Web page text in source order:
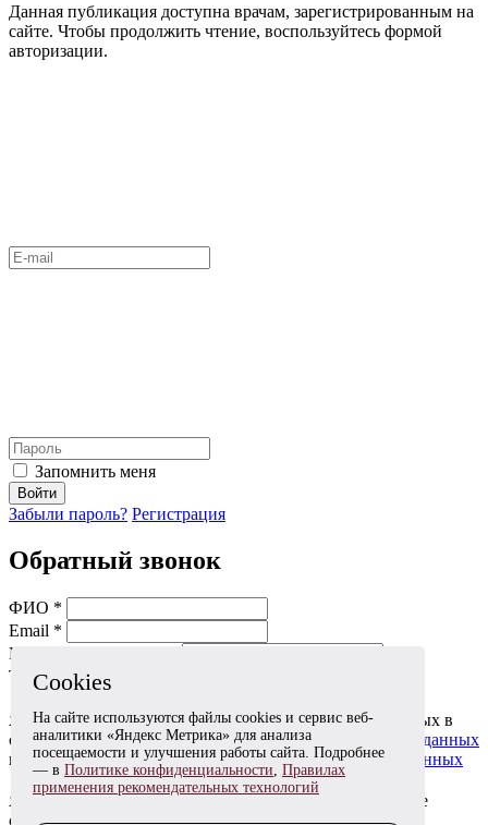
Cookies
На сайте используются файлы cookies и сервис веб-
аналитики «Яндекс Метрика» для анализа
посещаемости и улучшения работы сайта. Подробнее
— в Политике конфиденциальности, Правилах
применения рекомендательных технологий
Данная публикация доступна врачам, зарегистрированным на
сайте. Чтобы продолжить чтение, воспользуйтесь формой
авторизации.
Запомнить меня
Войти
Забыли пароль? Регистрация
Обратный звонок
ФИО *
Email *
Мобильный телефон *
Тема *
Я даю согласие на обработку моих персональных данных в
соответствии сСогласием на обработку персональных данных
и
Политикой в отношении обработки персональных данных
Я согласен(на) получать информационные и рекламные
сообщения в соответствии сСогласием на получение